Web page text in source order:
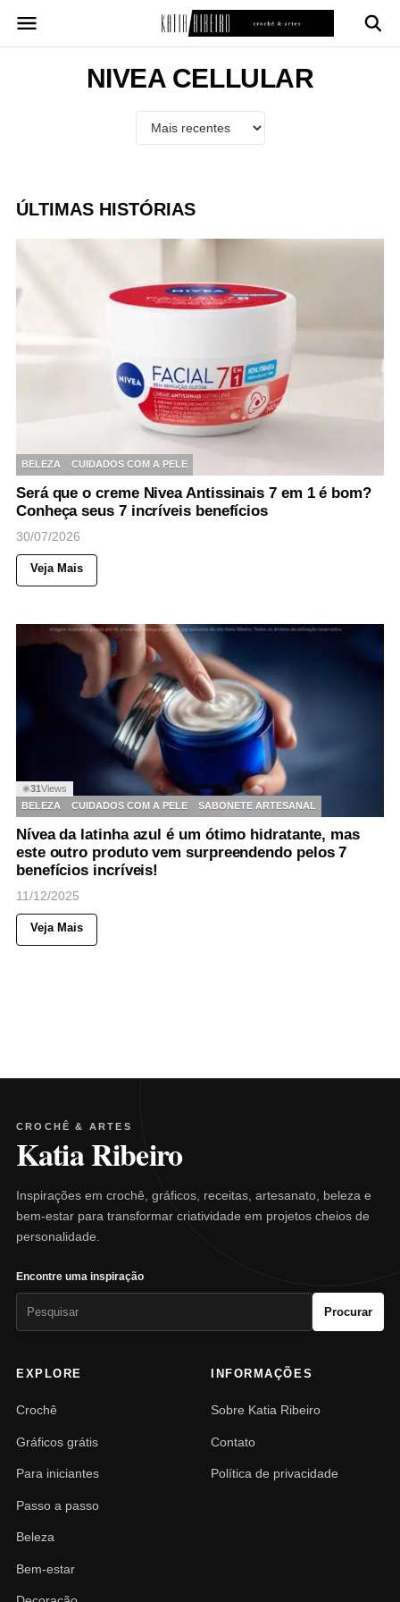
para
NIVEA CELLULAR
ÚLTIMAS HISTÓRIAS
BELEZA CUIDADOS COM A PELE
Será que o creme Nivea Antissinais 7 em 1 é bom?
Conheça seus 7 incríveis benefícios
30/07/2026
Veja Mais
◉31Views
BELEZA
CUIDADOS COM A PELE SABONETE ARTESANAL
Nívea da latinha azul é um ótimo hidratante, mas
este outro produto vem surpreendendo pelos 7
benefícios incríveis!
11/12/2025
Veja Mais
CROCHÊ & ARTES
Katia Ribeiro
Inspirações em crochê, gráficos, receitas, artesanato, beleza e
bem-estar para transformar criatividade em projetos cheios de
personalidade.
Encontre uma inspiração
Procurar
EXPLORE
Crochê
Gráficos grátis
Para iniciantes
Passo a passo
Beleza
Bem-estar
INFORMAÇÕES
Sobre Katia Ribeiro
Contato
Política de privacidade